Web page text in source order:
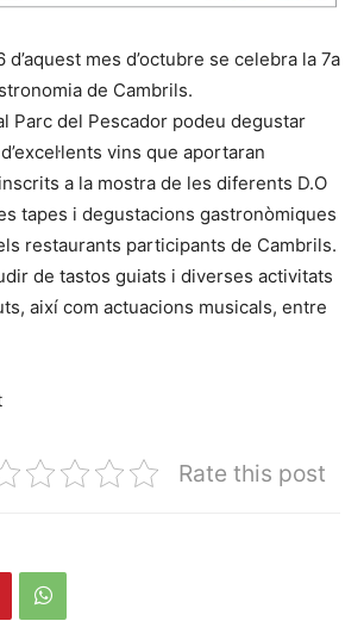
d’aquest mes d’octubre se celebra la 7a
de Cambrils.
Parc del Pescador podeu degustar
vins que aportaran
a la mostra de les diferents D.O
tapes i degustacions gastronòmiques
restaurants participants de Cambrils.
de tastos guiats i diverses activitats
així com actuacions musicals, entre
Rate this post